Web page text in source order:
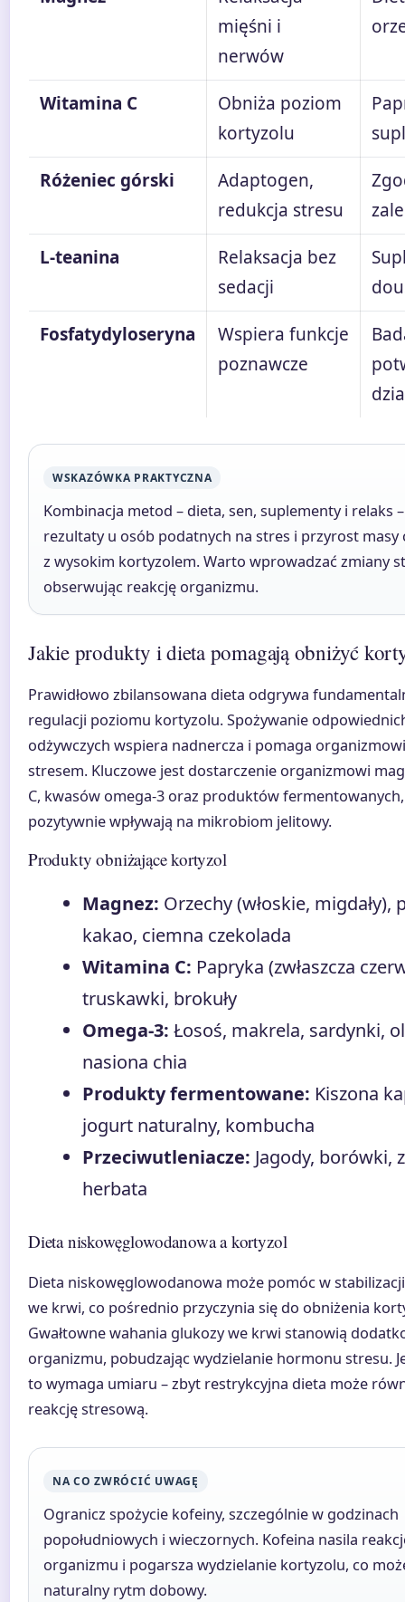
mięśni i
nerwów
Witamina C
Obniża poziom
kortyzolu
Różeniec górski
Adaptogen,
redukcja stresu
L-teanina
Relaksacja bez
sedacji
Fosfatydyloseryna
Wspiera funkcje
poznawcze
WSKAZÓWKA PRAKTYCZNA
Kombinacja metod – dieta, sen, suplementy i relaks
rezultaty u osób podatnych na stres i przyrost masy
z wysokim kortyzolem. Warto wprowadzać zmiany
obserwując reakcję organizmu.
Jakie produkty i dieta pomagają obniżyć
Prawidłowo zbilansowana dieta odgrywa
regulacji poziomu kortyzolu. Spożywanie
odżywczych wspiera nadnercza i pomaga
stresem. Kluczowe jest dostarczenie organizmowi
C, kwasów omega-3 oraz produktów
pozytywnie wpływają na mikrobiom jelitowy.
Produkty obniżające kortyzol
Magnez: Orzechy (włoskie, migdały),
kakao, ciemna czekolada
Witamina C: Papryka (zwłaszcza
truskawki, brokuły
Omega-3: Łosoś, makrela, sardynki,
nasiona chia
Produkty fermentowane: Kiszona
jogurt naturalny, kombucha
Przeciwutleniacze: Jagody, borówki,
herbata
Dieta niskowęglowodanowa a kortyzol
Dieta niskowęglowodanowa może pomóc w
we krwi, co pośrednio przyczynia się do obniżenia
Gwałtowne wahania glukozy we krwi stanowią
organizmu, pobudzając wydzielanie hormonu stresu.
to wymaga umiaru – zbyt restrykcyjna dieta może
reakcję stresową.
NA CO ZWRÓCIĆ UWAGĘ
Ogranicz spożycie kofeiny, szczególnie w godzinach
popołudniowych i wieczornych. Kofeina nasila
organizmu i pogarsza wydzielanie kortyzolu, co
naturalny rytm dobowy.